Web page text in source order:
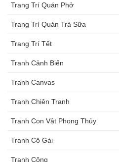
Trang Trí Quán Phở
Trang Trí Quán Trà Sữa
Trang Trí Tết
Tranh Cảnh Biển
Tranh Canvas
Tranh Chiên Tranh
Tranh Con Vật Phong Thủy
Tranh Cô Gái
Tranh Công